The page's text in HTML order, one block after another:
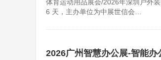
体育运动用品展会/2026年深圳户外
6 天，主办单位为中展世信会…
2026广州智慧办公展-智能